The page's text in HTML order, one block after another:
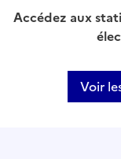
Accédez aux
Voir